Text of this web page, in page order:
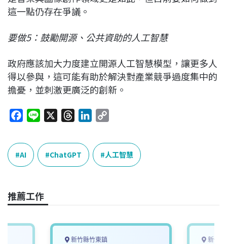
這一點仍存在爭議。
要做5：鼓勵開源、公共資助的人工智慧
政府應該加大力度建立開源人工智慧模型，讓更多人
得以參與，這可能有助於解決對產業競爭過度集中的
擔憂，並刺激更廣泛的創新。
c
e
b
o
k
n
r
e
a
k
n
p
y
L
k
AI ChatGPT 人工智慧
推薦工作
新竹縣竹東鎮 新竹